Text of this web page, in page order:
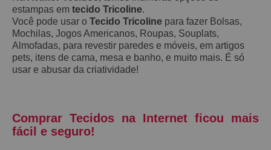
estampas em tecido Tricoline.
Você pode usar o Tecido Tricoline para fazer Bolsas,
Mochilas, Jogos Americanos, Roupas, Souplats,
Almofadas, para revestir paredes e móveis, em artigos
pets, itens de cama, mesa e banho, e muito mais. É só
usar e abusar da criatividade!
Comprar Tecidos na Internet ficou mais
fácil e seguro!